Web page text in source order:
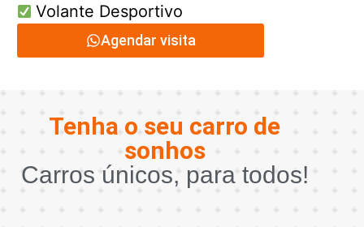
Volante Desportivo
Agendar visita
Tenha o seu carro de
sonhos
Carros únicos, para todos!